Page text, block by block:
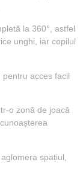
la 360°, astfel
unghi, iar copilul
acces facil
o zonă de joacă
spațiul,